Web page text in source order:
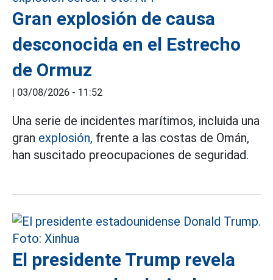
Gran explosión de causa
desconocida en el Estrecho
de Ormuz
| 03/08/2026 - 11:52
Una serie de incidentes marítimos, incluida una
gran explosión, frente a las costas de Omán,
han suscitado preocupaciones de seguridad.
El presidente Trump revela